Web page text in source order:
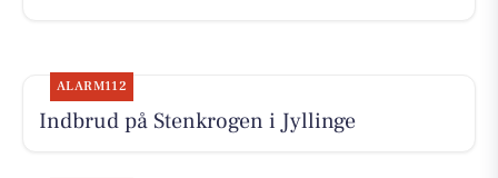
ALARM112
Indbrud på Stenkrogen i Jyllinge